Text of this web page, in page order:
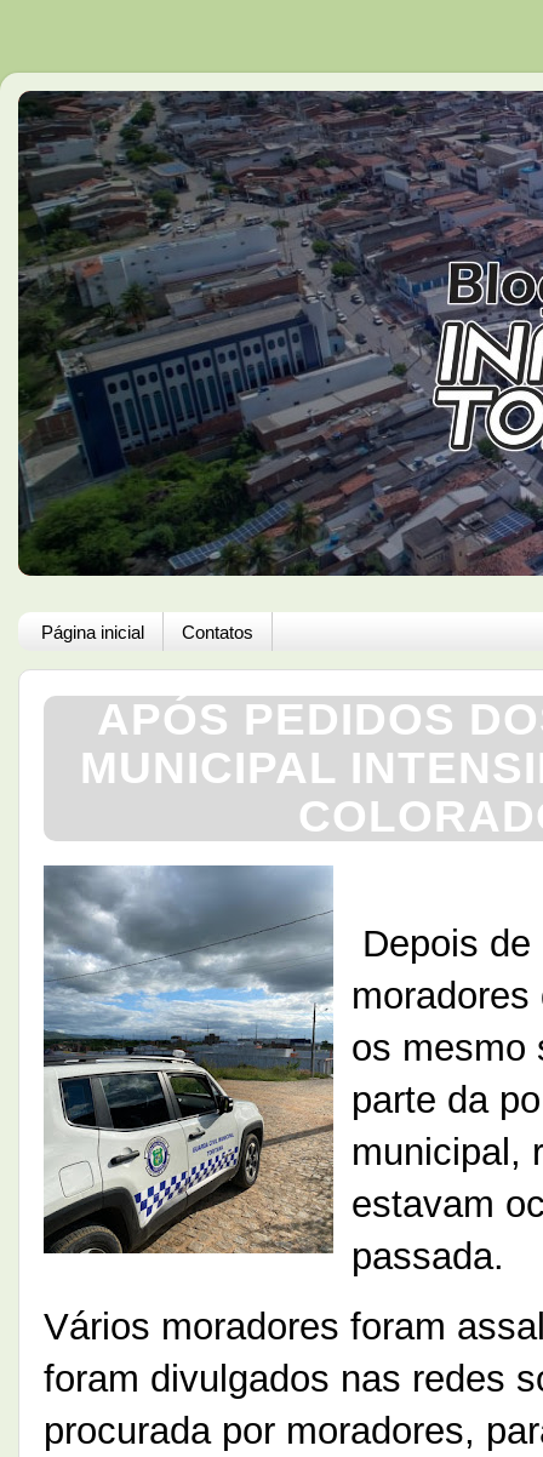
Página inicial Contatos
APÓS PEDIDOS
MUNICIPAL
Depois
moradores
os mesmo
parte da
municipal,
estavam
passada.
Vários moradores foram
foram divulgados nas redes
procurada por moradores,